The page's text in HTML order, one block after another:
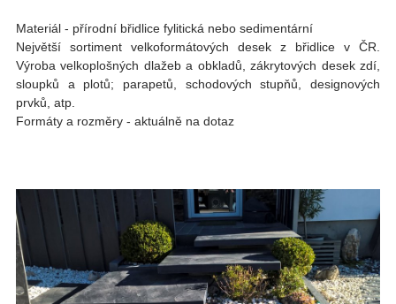
Materiál- přírodní břidlice fylitická nebo sedimentární
Největší sortiment velkoformátových desek z břidlice v ČR.
Výroba velkoplošných dlažeb a obkladů, zákrytových desek zdí,
sloupků a plotů; parapetů, schodových stupňů, designových
prvků, atp.
Formáty a rozměry - aktuálně na dotaz